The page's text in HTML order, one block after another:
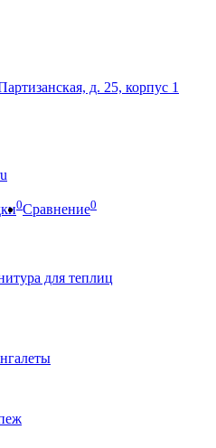
д. 25, корпус 1
0Сравнение0
для теплиц